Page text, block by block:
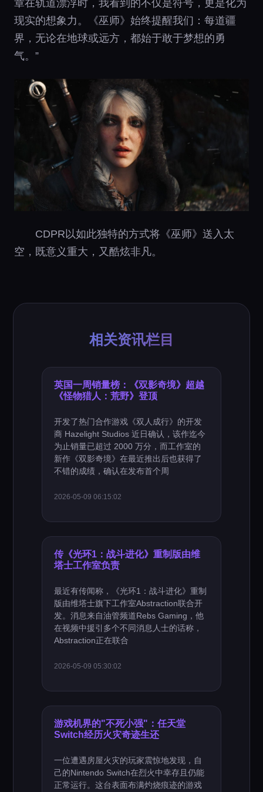
章在轨道漂浮时，我看到的不仅是符号，更是化为
现实的想象力。《巫师》始终提醒我们：每道疆
界，无论在地球或远方，都始于敢于梦想的勇
气。”
CDPR以如此独特的方式将《巫师》送入太
空，既意义重大，又酷炫非凡。
相关资讯栏目
英国一周销量榜：《双影奇境》超越
《怪物猎人：荒野》登顶
开发了热门合作游戏《双人成行》的开发
商 Hazelight Studios 近日确认，该作迄今
为止销量已超过 2000 万分，而工作室的
新作《双影奇境》在最近推出后也获得了
不错的成绩，确认在发布首个周
2026-05-09 06:15:02
传《光环1：战斗进化》重制版由维
塔士工作室负责
最近有传闻称，《光环1：战斗进化》重制
版由维塔士旗下工作室Abstraction联合开
发。消息来自油管频道Rebs Gaming，他
在视频中援引多个不同消息人士的话称，
Abstraction正在联合
2026-05-09 05:30:02
游戏机界的"不死小强"：任天堂
Switch经历火灾奇迹生还
一位遭遇房屋火灾的玩家震惊地发现，自
己的Nintendo Switch在烈火中幸存且仍能
正常运行。这台表面布满灼烧痕迹的游戏